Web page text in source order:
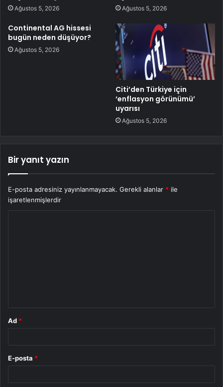
Ağustos 5, 2026 Ağustos 5, 2026
Continental AG hissesi
bugün neden düşüyor?
Ağustos 5, 2026
Citi’den Türkiye için
‘enflasyon görünümü’
uyarısı
Ağustos 5, 2026
Bir yanıt yazın
E-posta adresiniz yayınlanmayacak. Gerekli alanlar * ile
işaretlenmişlerdir
Ad *
E-posta *